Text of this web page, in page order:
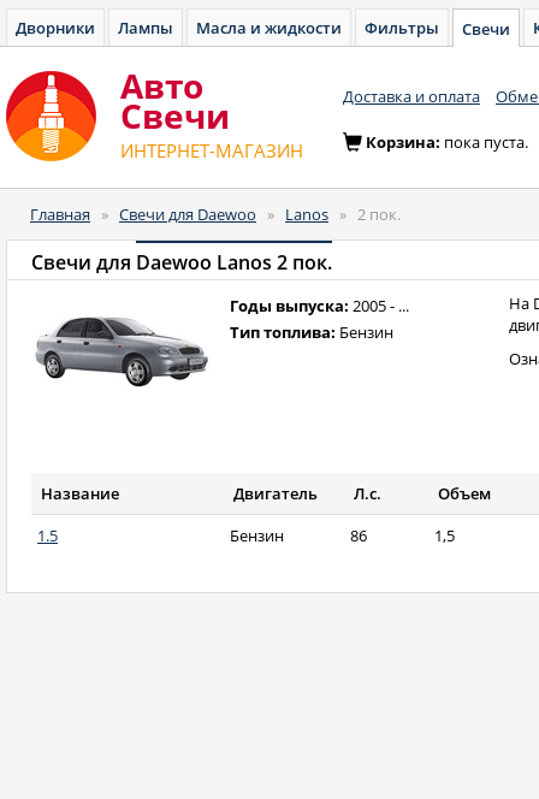
Дворники Лампы Масла и жидкости Фильтры Свечи
Авто
Cвечи
ИНТЕРНЕТ-МАГАЗИН
Доставка и оплата
Корзина: пока пуста.
Главная » Свечи для Daewoo » Lanos » 2 пок.
Свечи для Daewoo Lanos 2 пок.
Годы выпуска: 2005 - ...
Тип топлива: Бензин
На
Название Двигатель Л.с.
Объем
1.5
Бензин 86 1,5